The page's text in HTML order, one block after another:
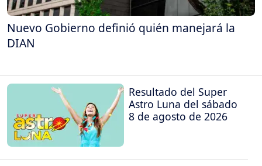
Nuevo Gobierno definió quién manejará la
DIAN
Resultado del Super
Astro Luna del sábado
8 de agosto de 2026